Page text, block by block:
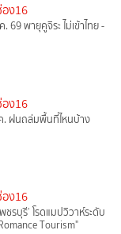
อง16
พายุคูจิระ ไม่เข้าไทย -
อง16
. ฝนถล่มพื้นที่ไหนบ้าง
อง16
รบุรี’ โรดแมปวิวาห์ระดับ
Tourism"